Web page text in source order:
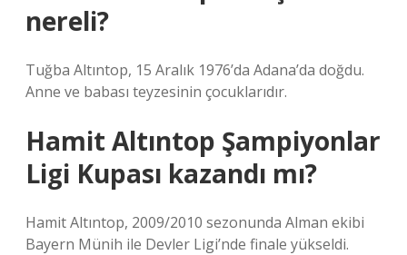
nereli?
Tuğba Altıntop, 15 Aralık 1976’da Adana’da doğdu.
Anne ve babası teyzesinin çocuklarıdır.
Hamit Altıntop Şampiyonlar
Ligi Kupası kazandı mı?
Hamit Altıntop, 2009/2010 sezonunda Alman ekibi
Bayern Münih ile Devler Ligi’nde finale yükseldi.